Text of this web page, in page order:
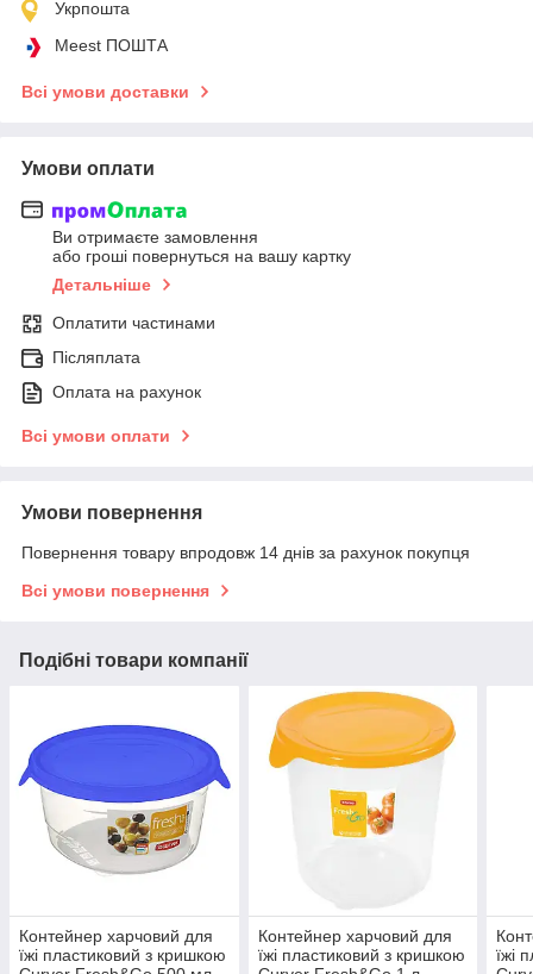
Укрпошта
Meest ПОШТА
Всі умови доставки
Умови оплати
Ви отримаєте замовлення
або гроші повернуться на вашу картку
Детальніше
Оплатити частинами
Післяплата
Оплата на рахунок
Всі умови оплати
Умови повернення
Повернення товару впродовж 14 днів за рахунок покупця
Всі умови повернення
Подібні товари компанії
Контейнер харчовий для
їжі пластиковий з кришкою
Контейнер харчовий для
їжі пластиковий з кришкою
їжі